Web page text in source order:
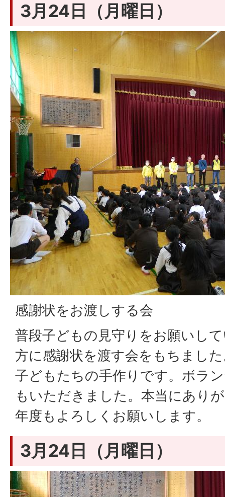
3月24日（月曜日）
感謝状をお渡しする会
普段子どもの見守りをお願いし
方に感謝状を渡す会をもちまし
子どもたちの手作りです。ボラ
もいただきました。本当にあり
年度もよろしくお願いします。
3月24日（月曜日）